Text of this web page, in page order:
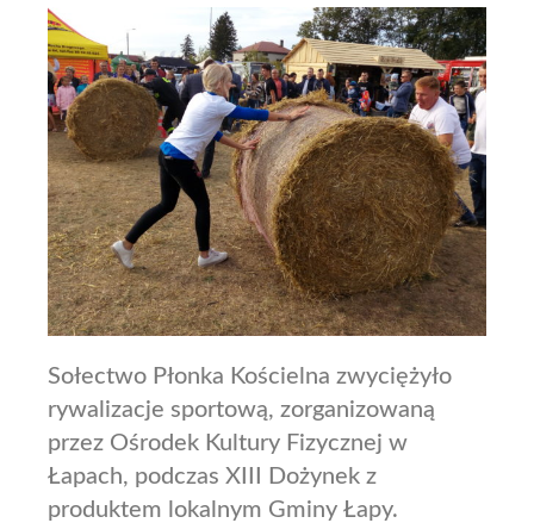
Sołectwo Płonka Kościelna zwyciężyło
rywalizacje sportową, zorganizowaną
przez Ośrodek Kultury Fizycznej w
Łapach, podczas XIII Dożynek z
produktem lokalnym Gminy Łapy.